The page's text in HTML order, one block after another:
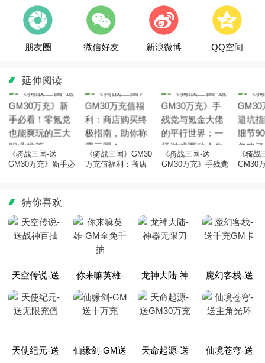
朋友圈 微信好友 新浪微博 QQ空间
延伸阅读
《骑战三国-送
GM30万充》新手必
《骑战三国》GM30
万充值福利：商店
《骑战三国-送
GM30万充》手残党
《骑战
GM30
猜你喜欢
天空传说-送
战神百抽
你来嘛英雄-
GM全免千抽
龙神大陆-神
器无限刀
魔幻客栈-送
千充GM卡
天使纪元-送 仙缘剑-GM送 天命起源-送 仙境苍穹-送